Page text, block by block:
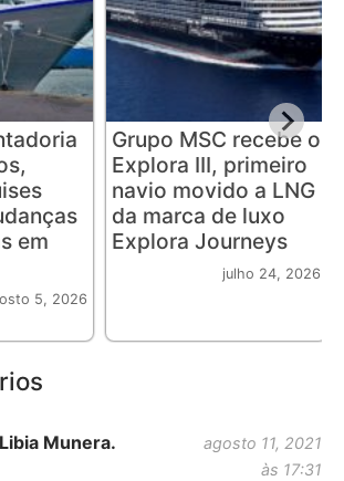
em
5, 2026
Grupo MSC recebe o
Explora III, primeiro
navio movido a LNG
da marca de luxo
Explora Journeys
julho 24, 2026
Munera.
agosto 11, 2021
às 17:31